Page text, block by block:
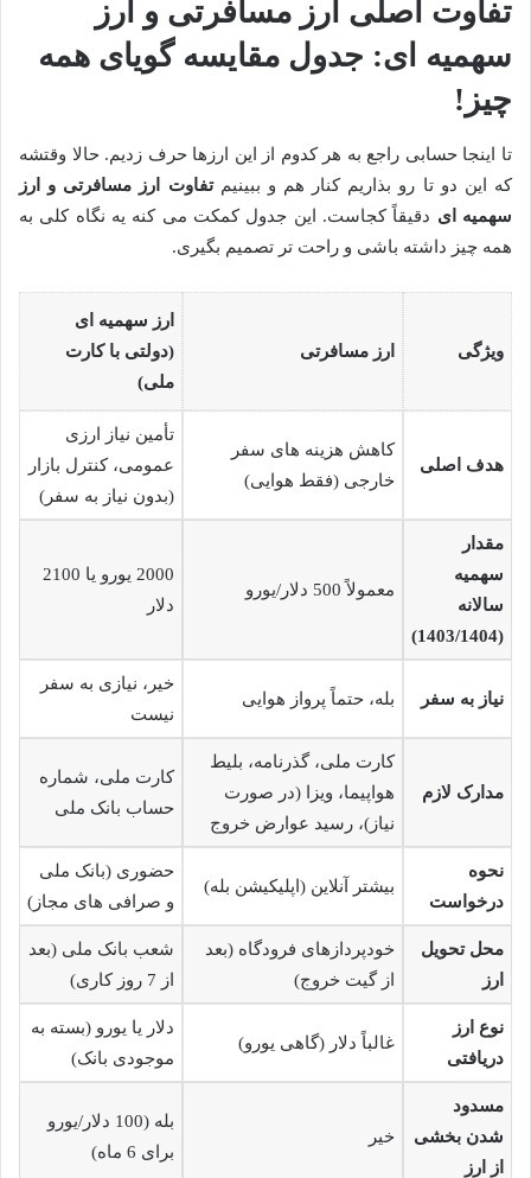
تفاوت اصلی ارز مسافرتی و ارز
سهمیه ای: جدول مقایسه گویای همه
چیز!
تا اینجا حسابی راجع به هر کدوم از این ارزها حرف زدیم. حالا وقتشه
که این دو تا رو بذاریم کنار هم و ببینیمتفاوت ارز مسافرتی و ارز
سهمیه ای دقیقاً کجاست. این جدول کمکت می کنه یه نگاه کلی به
همه چیز داشته باشی و راحت تر تصمیم بگیری.
ویژگی ارز مسافرتی
ارز سهمیه ای
(دولتی با کارت
ملی)
هدف اصلی
کاهش هزینه های سفر
خارجی (فقط هوایی)
تأمین نیاز ارزی
عمومی، کنترل بازار
(بدون نیاز به سفر)
مقدار
سهمیه
سالانه
(1403/1404)
معمولاً 500 دلار/یورو
2000 یورو یا 2100
دلار
نیاز به سفر بله، حتماً پرواز هوایی
خیر، نیازی به سفر
نیست
مدارک لازم
کارت ملی، گذرنامه، بلیط
هواپیما، ویزا (در صورت
نیاز)، رسید عوارض خروج
کارت ملی، شماره
حساب بانک ملی
نحوه
درخواست
بیشتر آنلاین (اپلیکیشن بله)
حضوری (بانک ملی
و صرافی های مجاز)
محل تحویل
ارز
خودپردازهای فرودگاه (بعد
از گیت خروج)
شعب بانک ملی (بعد
از 7 روز کاری)
نوع ارز
دریافتی
غالباً دلار (گاهی یورو)
دلار یا یورو (بسته به
موجودی بانک)
مسدود
شدن بخشی
از ارز
خیر
بله (100 دلار/یورو
برای 6 ماه)